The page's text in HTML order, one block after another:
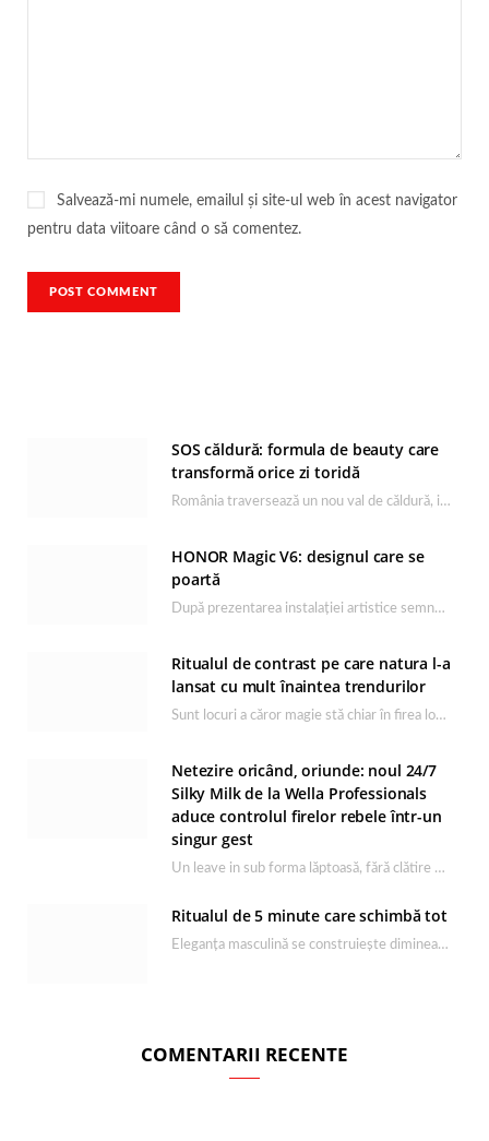
Salvează-mi numele, emailul și site-ul web în acest navigator
pentru data viitoare când o să comentez.
SOS căldură: formula de beauty care
transformă orice zi toridă
România traversează un nou val de căldură, iar rutina de îngrijire capătă un rol esențial…
HONOR Magic V6: designul care se
poartă
După prezentarea instalației artistice semnată de Catrinel Săbăciag în cadrul evenimentului de lansare HONOR Magic…
Ritualul de contrast pe care natura l-a
lansat cu mult înaintea trendurilor
Sunt locuri a căror magie stă chiar în firea lor naturală, iar Lacul Ursu din…
Netezire oricând, oriunde: noul 24/7
Silky Milk de la Wella Professionals
aduce controlul firelor rebele într-un
singur gest
Un leave in sub forma lăptoasă, fără clătire care completează rutina Ultimate Smooth și transformă…
Ritualul de 5 minute care schimbă tot
Eleganța masculină se construiește dimineața, în câteva minute și cu produsele potrivite. O rutină de…
COMENTARII RECENTE